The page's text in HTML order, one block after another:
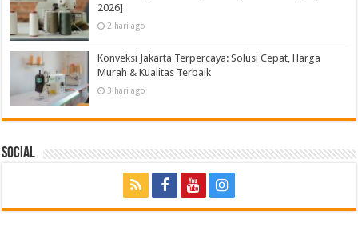
2026]
2 hari ago
Konveksi Jakarta Terpercaya: Solusi Cepat, Harga
Murah & Kualitas Terbaik
3 hari ago
Social